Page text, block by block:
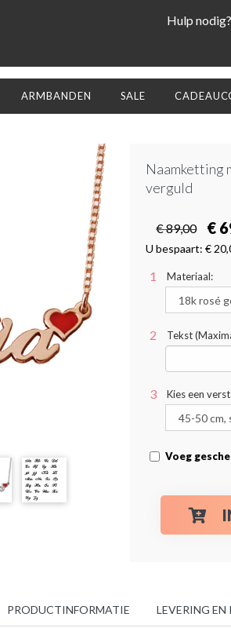
Hulp nodig?
ARMBANDEN SALE
Naamketting
verguld
€ 89,00 €
U bespaart: €
Materiaal:
Tekst
Kies een
Voeg
PRODUCTINFORMATIE LEVERING EN